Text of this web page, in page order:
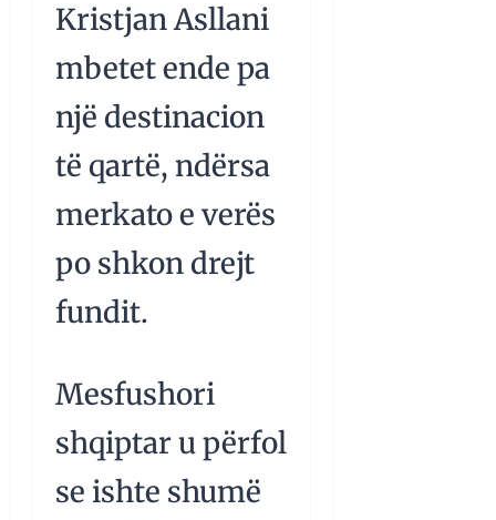
Kristjan Asllani
mbetet ende pa
një destinacion
të qartë, ndërsa
merkato e verës
po shkon drejt
fundit.
Mesfushori
shqiptar u përfol
se ishte shumë